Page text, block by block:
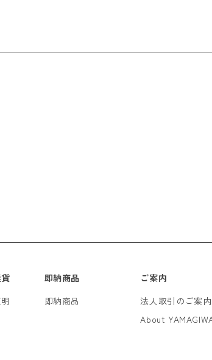
即納商品
即納商品
ご案内
法人取引のご案内
About